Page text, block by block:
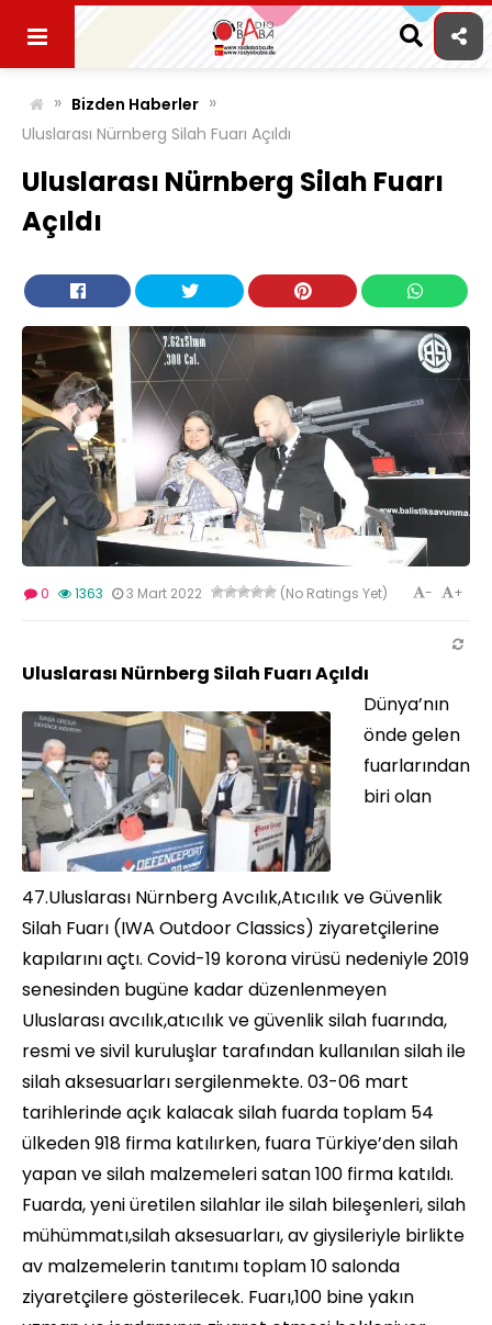
content
» Bizden Haberler »
Uluslarası Nürnberg Silah Fuarı Açıldı
Uluslarası Nürnberg Silah Fuarı
Açıldı
0 1363 3 Mart 2022 (No Ratings Yet) +
-
Uluslarası Nürnberg Silah Fuarı Açıldı
Dünya’nın
önde gelen
fuarlarından
biri olan
47.Uluslarası Nürnberg Avcılık,Atıcılık ve Güvenlik
Silah Fuarı (IWA Outdoor Classics) ziyaretçilerine
kapılarını açtı. Covid-19 korona virüsü nedeniyle 2019
senesinden bugüne kadar düzenlenmeyen
Uluslarası avcılık,atıcılık ve güvenlik silah fuarında,
resmi ve sivil kuruluşlar tarafından kullanılan silah ile
silah aksesuarları sergilenmekte. 03-06 mart
tarihlerinde açık kalacak silah fuarda toplam 54
ülkeden 918 firma katılırken, fuara Türkiye’den silah
yapan ve silah malzemeleri satan 100 firma katıldı.
Fuarda, yeni üretilen silahlar ile silah bileşenleri, silah
mühümmatı,silah aksesuarları, av giysileriyle birlikte
av malzemelerin tanıtımı toplam 10 salonda
ziyaretçilere gösterilecek. Fuarı,100 bine yakın